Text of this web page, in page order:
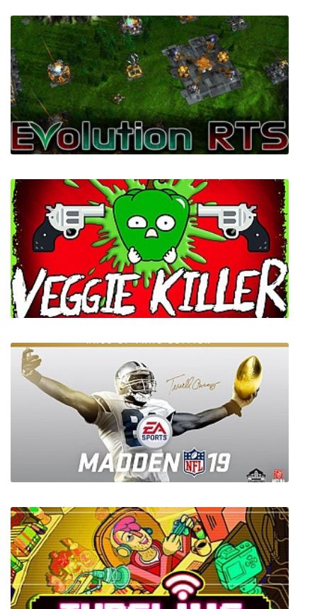
The Uncertain: Last Quiet Day
Evolution RTS
Veggie Killer - Remastered